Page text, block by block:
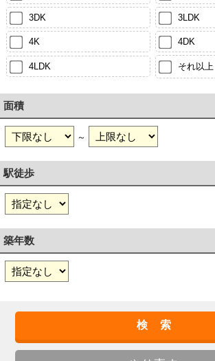
3DK 3LDK
4K 4DK
4LDK それ以上
面積
～
駅徒歩
築年数